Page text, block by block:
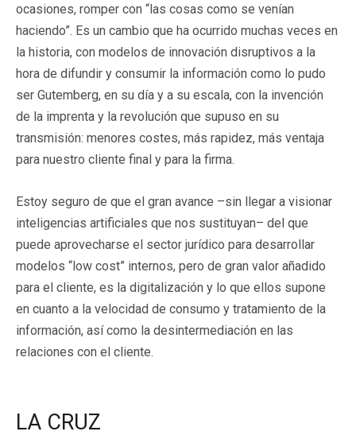
ocasiones, romper con “las cosas como se venían
haciendo”. Es un cambio que ha ocurrido muchas veces en
la historia, con modelos de innovación disruptivos a la
hora de difundir y consumir la información como lo pudo
ser Gutemberg, en su día y a su escala, con la invención
de la imprenta y la revolución que supuso en su
transmisión: menores costes, más rapidez, más ventaja
para nuestro cliente final y para la firma.
Estoy seguro de que el gran avance –sin llegar a visionar
inteligencias artificiales que nos sustituyan– del que
puede aprovecharse el sector jurídico para desarrollar
modelos “low cost” internos, pero de gran valor añadido
para el cliente, es la digitalización y lo que ellos supone
en cuanto a la velocidad de consumo y tratamiento de la
información, así como la desintermediación en las
relaciones con el cliente.
LA CRUZ